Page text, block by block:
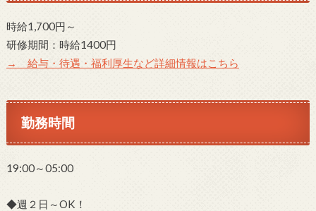
時給1,700円～
研修期間：時給1400円
→ 給与・待遇・福利厚生など詳細情報はこちら
勤務時間
19:00～05:00
◆週２日～OK！